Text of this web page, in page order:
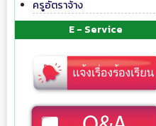
ครูอัตราจ้าง
E - Service